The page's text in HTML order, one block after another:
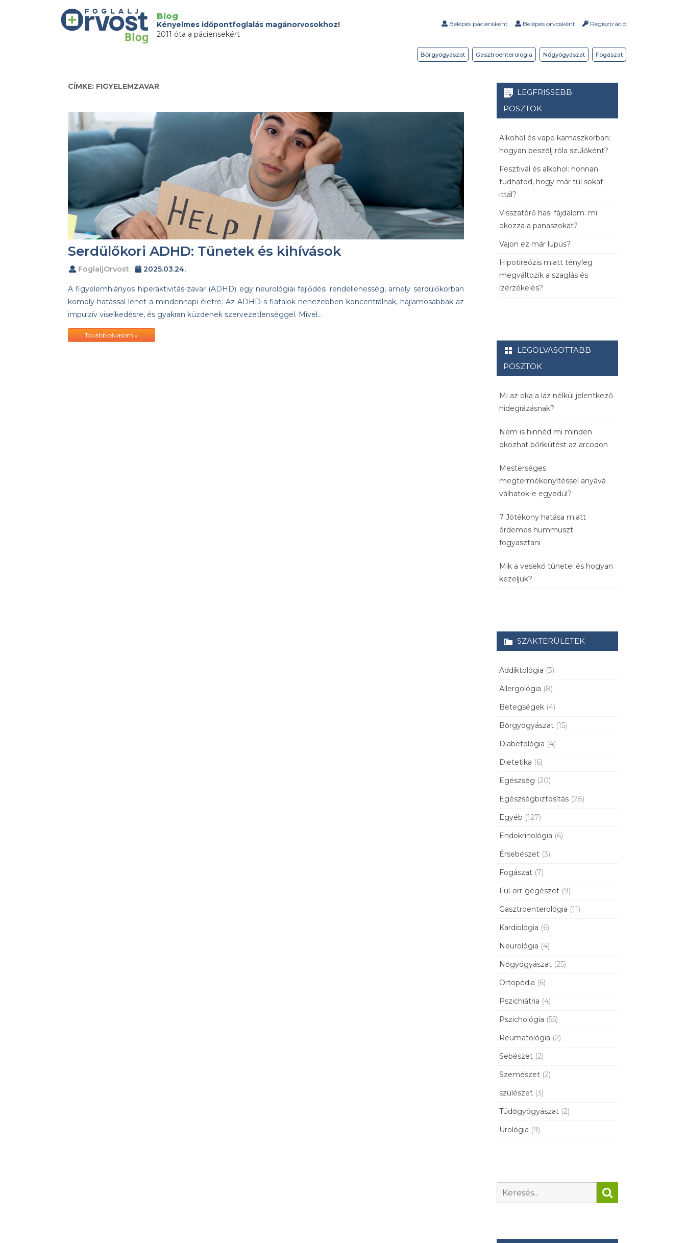
Blog
Kényelmes időpontfoglalás magánorvosokhoz!
2011 óta a páciensekért
Belépés páciensként Belépés orvosként Regisztráció
Fogászat
Nőgyógyászat
Gasztroenterológia
Bőrgyógyászat
CÍMKE: FIGYELEMZAVAR
Serdülőkori ADHD: Tünetek és kihívások
FoglaljOrvost 2025.03.24.
A figyelemhiányos hiperaktivitás-zavar (ADHD) egy neurológiai fejlődési rendellenesség, amely serdülőkorban
komoly hatással lehet a mindennapi életre. Az ADHD-s fiatalok nehezebben koncentrálnak, hajlamosabbak az
impulzív viselkedésre, és gyakran küzdenek szervezetlenséggel. Mivel…
Tovább olvasom »
LEGFRISSEBB
POSZTOK
Alkohol és vape kamaszkorban:
hogyan beszélj róla szülőként?
Fesztivál és alkohol: honnan
tudhatod, hogy már túl sokat
ittál?
Visszatérő hasi fájdalom: mi
okozza a panaszokat?
Vajon ez már lupus?
Hipotireózis miatt tényleg
megváltozik a szaglás és
ízérzékelés?
LEGOLVASOTTABB
POSZTOK
Mi az oka a láz nélkül jelentkező
hidegrázásnak?
Nem is hinnéd mi minden
okozhat bőrkiütést az arcodon
Mesterséges
megtermékenyítéssel anyává
válhatok-e egyedül?
7 Jótékony hatása miatt
érdemes hummuszt
fogyasztani
Mik a vesekő tünetei és hogyan
kezeljük?
SZAKTERÜLETEK
Addiktológia (3)
Allergológia (8)
Betegségek (4)
Bőrgyógyászat (15)
Diabetológia (4)
Dietetika (6)
Egészség (20)
Egészségbiztosítás (28)
Egyéb (127)
Endokrinológia (6)
Érsebészet (3)
Fogászat (7)
Fül-orr-gégészet (9)
Gasztroenterológia (11)
Kardiológia (6)
Neurológia (4)
Nőgyógyászat (25)
Ortopédia (6)
Pszichiátria (4)
Pszichológia (55)
Reumatológia (2)
Sebészet (2)
Szemészet (2)
szülészet (3)
Tüdőgyógyászat (2)
Urológia (9)